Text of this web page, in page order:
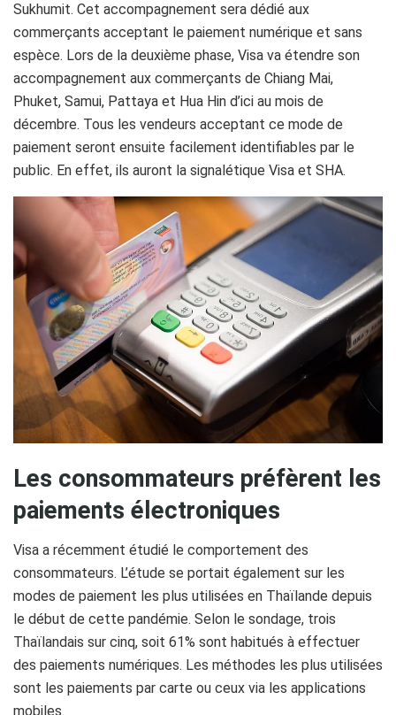
Sukhumit. Cet accompagnement sera dédié aux
commerçants acceptant le paiement numérique et sans
espèce. Lors de la deuxième phase, Visa va étendre son
accompagnement aux commerçants de Chiang Mai,
Phuket, Samui, Pattaya et Hua Hin d’ici au mois de
décembre. Tous les vendeurs acceptant ce mode de
paiement seront ensuite facilement identifiables par le
public. En effet, ils auront la signalétique Visa et SHA.
Les consommateurs préfèrent les
paiements électroniques
Visa a récemment étudié le comportement des
consommateurs. L’étude se portait également sur les
modes de paiement les plus utilisées en Thaïlande depuis
le début de cette pandémie. Selon le sondage, trois
Thaïlandais sur cinq, soit 61% sont habitués à effectuer
des paiements numériques. Les méthodes les plus utilisées
sont les paiements par carte ou ceux via les applications
mobiles.